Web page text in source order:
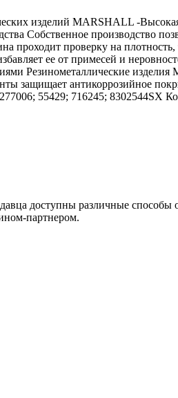
изделий MARSHALL -
Собственное производство
проходит проверку на
ее от примесей и
Резинометаллические изделия
защищает антикоррозийное
55429; 716245; 8302544SX
доступны различные
партнером.